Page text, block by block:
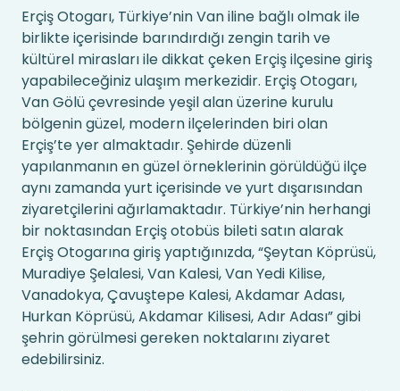
Erçiş Otogarı, Türkiye’nin Van iline bağlı olmak ile
birlikte içerisinde barındırdığı zengin tarih ve
kültürel mirasları ile dikkat çeken Erçiş ilçesine giriş
yapabileceğiniz ulaşım merkezidir. Erçiş Otogarı,
Van Gölü çevresinde yeşil alan üzerine kurulu
bölgenin güzel, modern ilçelerinden biri olan
Erçiş’te yer almaktadır. Şehirde düzenli
yapılanmanın en güzel örneklerinin görüldüğü ilçe
aynı zamanda yurt içerisinde ve yurt dışarısından
ziyaretçilerini ağırlamaktadır. Türkiye’nin herhangi
bir noktasından Erçiş otobüs bileti satın alarak
Erçiş Otogarına giriş yaptığınızda, “Şeytan Köprüsü,
Muradiye Şelalesi, Van Kalesi, Van Yedi Kilise,
Vanadokya, Çavuştepe Kalesi, Akdamar Adası,
Hurkan Köprüsü, Akdamar Kilisesi, Adır Adası” gibi
şehrin görülmesi gereken noktalarını ziyaret
edebilirsiniz.